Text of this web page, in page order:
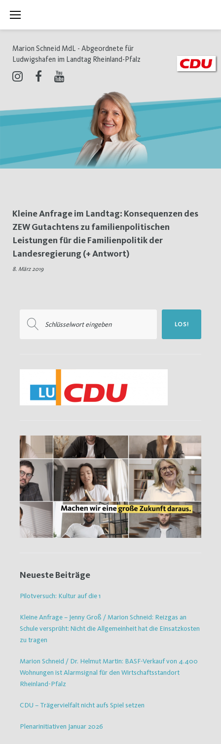
Inhalt
Marion Schneid MdL - Abgeordnete für
Ludwigshafen im Landtag Rheinland-Pfalz
Schlagwort:
Leistungen
Kleine Anfrage im Landtag: Konsequenzen des
ZEW Gutachtens zu familienpolitischen
Leistungen für die Familienpolitik der
Landesregierung (+ Antwort)
8. März 2019
nach:
LOS!
Neueste Beiträge
Pilotversuch: Kultur auf die 1
Kleine Anfrage – Jenny Groß / Marion Schneid: Reizgas an
Schule versprüht: Nicht die Allgemeinheit hat die Einsatzkosten
zu tragen
Marion Schneid / Dr. Helmut Martin: BASF-Verkauf von 4.400
Wohnungen ist Alarmsignal für den Wirtschaftsstandort
Rheinland-Pfalz
CDU – Trägervielfalt nicht aufs Spiel setzen
Plenarinitiativen Januar 2026